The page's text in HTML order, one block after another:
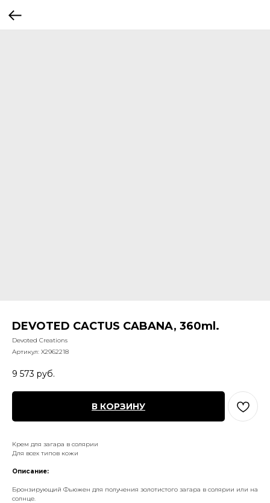
DEVOTED CACTUS CABANA, 360ml.
Devoted Creations
Артикул: X2962218
9 573 руб.
В КОРЗИНУ
Крем для загара в солярии
Для всех типов кожи
Описание:
Бронзирующий Фьюжен для получения золотистого загара в солярии или на
солнце.